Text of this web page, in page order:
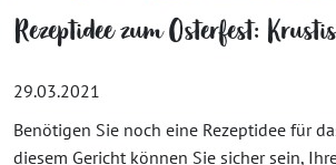
Rezeptidee zum Osterfest:
29.03.2021
Benötigen Sie noch eine Rezeptidee für
diesem Gericht können Sie sicher sein,